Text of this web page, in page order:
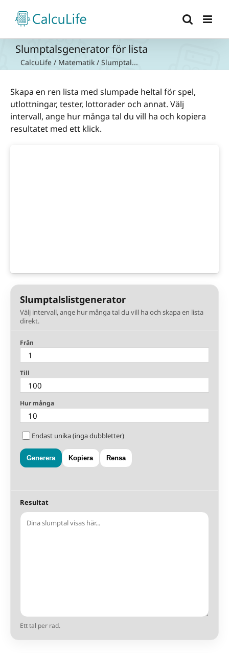
innehållet
Slumptalsgenerator för lista
CalcuLife / Matematik / Slumptal...
Skapa en ren lista med slumpade heltal för spel,
utlottningar, tester, lottorader och annat. Välj
intervall, ange hur många tal du vill ha och kopiera
resultatet med ett klick.
Slumptalslistgenerator
Välj intervall, ange hur många tal du vill ha och skapa en lista
direkt.
Från
Till
Hur många
Endast unika (inga dubbletter)
Generera Kopiera Rensa
Resultat
Ett tal per rad.